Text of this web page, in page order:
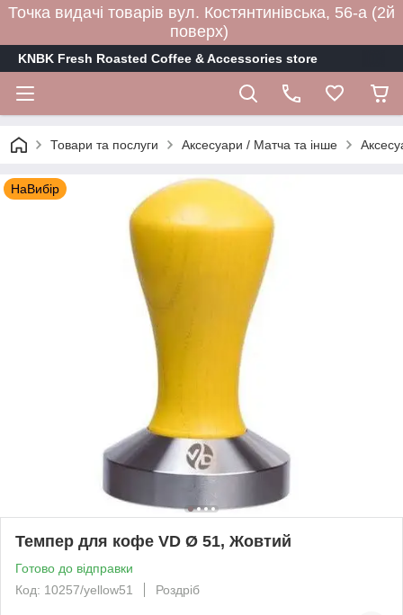
Точка видачі товарів вул. Костянтинівська, 56-а (2й
поверх)
KNBK Fresh Roasted Coffee & Accessories store
Товари та послуги Аксесуари / Матча та інше
НаВибір
Темпер для кофе VD Ø 51, Жовтий
Готово до відправки
Код: 10257/yellow51
Роздріб